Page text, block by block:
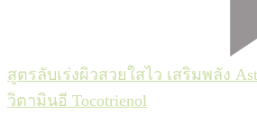
สูตรลับเร่งผิวสวยใสไว เสริมพลัง
วิตามินอี Tocotrienol